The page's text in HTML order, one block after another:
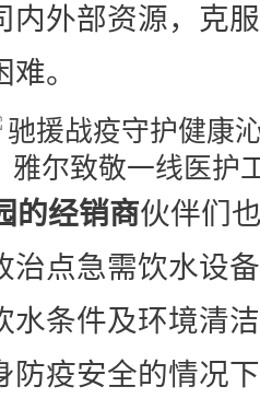
内外部资源，克
。
的经销商伙伴们
治点急需饮水设
水条件及环境清
防疫安全的情况